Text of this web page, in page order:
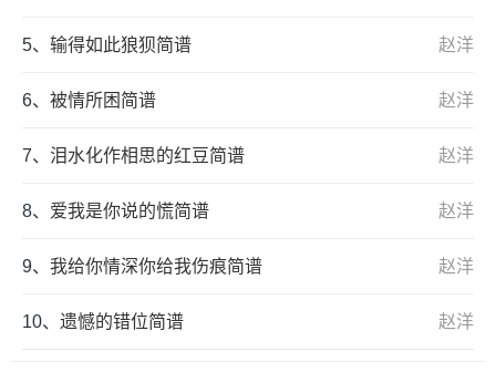
赵洋
5、 输得如此狼狈简谱
赵洋
6、 被情所困简谱
赵洋
7、 泪水化作相思的红豆简谱
赵洋
8、 爱我是你说的慌简谱
赵洋
9、 我给你情深你给我伤痕简谱
赵洋
10、 遗憾的错位简谱